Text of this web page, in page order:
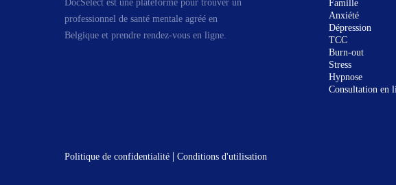
DocSelect est une plateforme pour trouver un
professionnel de santé mentale agréé en
Belgique et prendre rendez-vous en ligne.
Famille
Anxiété
Dépression
TCC
Burn-out
Stress
Hypnose
Consultation en
Politique de confidentialité |Conditions d'utilisation